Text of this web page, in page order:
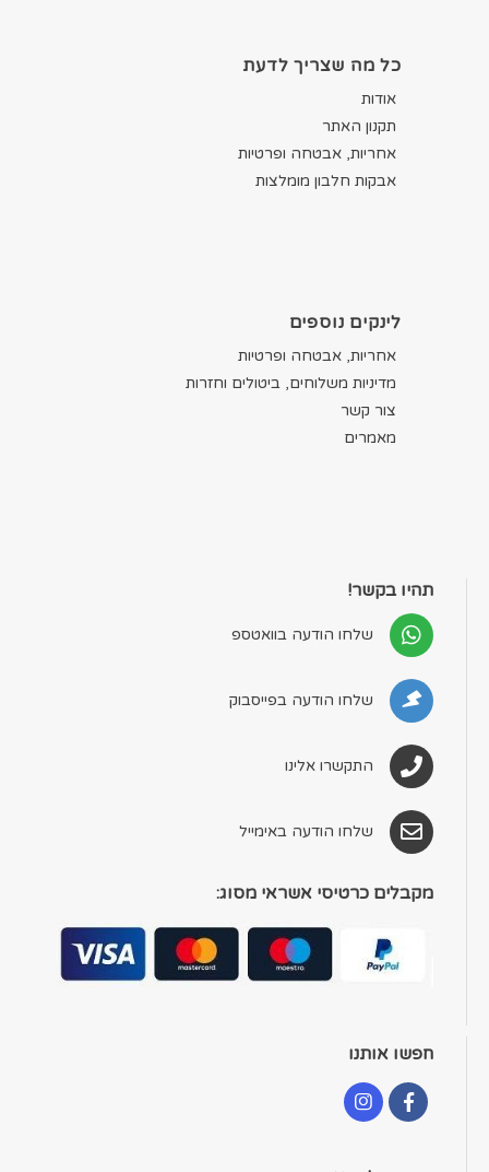
כל מה שצריך לדעת
אודות
תקנון האתר
אחריות, אבטחה ופרטיות
אבקות חלבון מומלצות
לינקים נוספים
אחריות, אבטחה ופרטיות
מדיניות משלוחים, ביטולים וחזרות
צור קשר
מאמרים
תהיו בקשר!
שלחו הודעה בוואטספ
שלחו הודעה בפייסבוק
התקשרו אלינו
שלחו הודעה באימייל
מקבלים כרטיסי אשראי מסוג:
חפשו אותנו